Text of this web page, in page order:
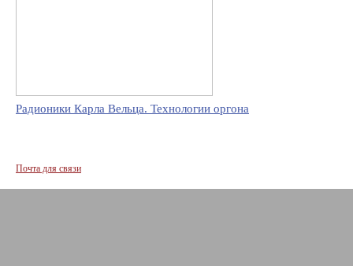
Радионики Карла Вельца. Технологии оргона
Почта для связи